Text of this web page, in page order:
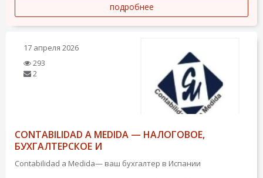
подробнее
17 апреля 2026
293
2
CONTABILIDAD A MEDIDA — НАЛОГОВОЕ,
БУХГАЛТЕРСКОЕ И
Contabilidad a Medida— ваш бухгалтер в Испании